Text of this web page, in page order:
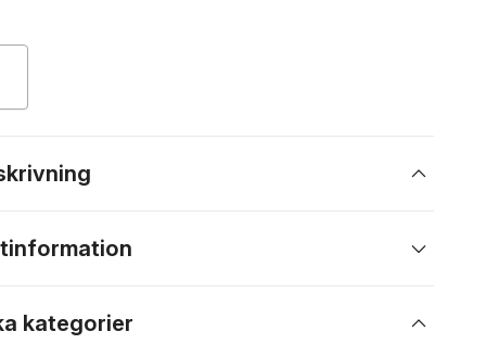
kategorier